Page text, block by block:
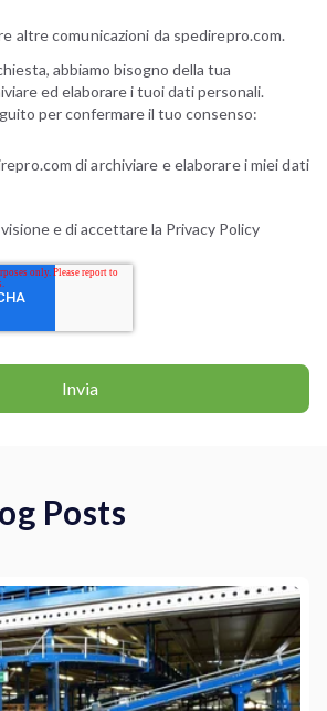
altre comunicazioni da spedirepro.com.
abbiamo bisogno della tua
ed elaborare i tuoi dati personali.
per confermare il tuo consenso:
di archiviare e elaborare i miei dati
e di accettare la Privacy Policy
Posts